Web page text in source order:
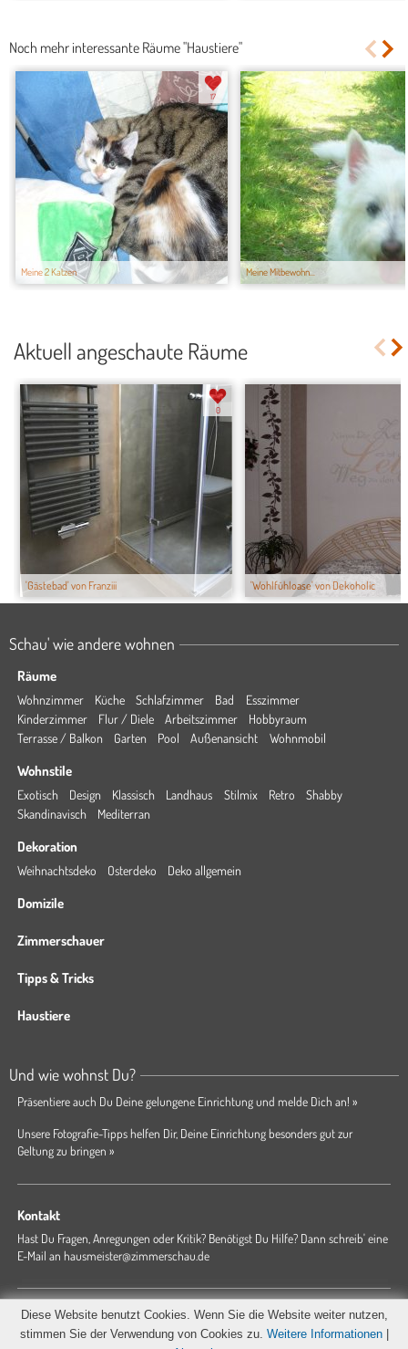
Noch mehr interessante Räume "Haustiere"
Meine 2 Katzen
17
Meine Mitbewohn...
Aktuell angeschaute Räume
'Gästebad' von Franziii
0
'Wohlfühloase' von Dekoholic
Schau' wie andere wohnen
Räume
Wohnzimmer Küche Schlafzimmer Bad
Esszimmer
Kinderzimmer
Flur / Diele Arbeitszimmer
Hobbyraum
Terrasse / Balkon
Garten Pool Außenansicht Wohnmobil
Wohnstile
Exotisch Design Klassisch Landhaus Stilmix Retro
Shabby
Skandinavisch
Mediterran
Dekoration
Weihnachtsdeko Osterdeko Deko allgemein
Domizile
Zimmerschauer
Tipps & Tricks
Haustiere
Und wie wohnst Du?
Präsentiere auch Du Deine gelungene Einrichtung und melde Dich an! »
Unsere Fotografie-Tipps helfen Dir, Deine Einrichtung besonders gut zur
Geltung zu bringen »
Kontakt
Hast Du Fragen, Anregungen oder Kritik? Benötigst Du Hilfe? Dann schreib' eine
E-Mail an hausmeister@zimmerschau.de
Forum Magazin AGB Presse Datenschutz
Impressum
Hausordnung
Diese Website benutzt Cookies. Wenn Sie die Website weiter nutzen,
stimmen Sie der Verwendung von Cookies zu. Weitere Informationen